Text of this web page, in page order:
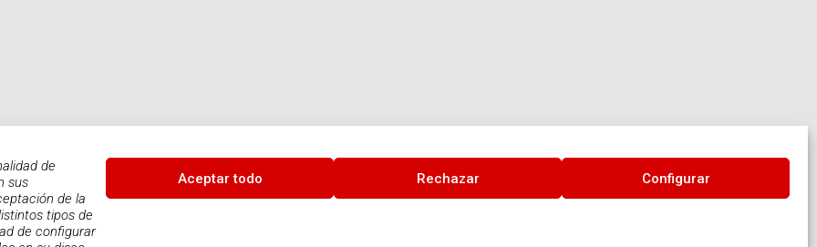
de
sus
de la
tipos de
de configurar
Aceptar todo Rechazar Configurar